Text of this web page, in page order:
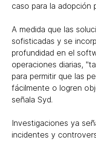
caso para la adopción
A medida que las
sofisticadas y se
profundidad en el
operaciones diarias,
para permitir que las
fácilmente o logren
señala Syd.
Investigaciones ya
incidentes y